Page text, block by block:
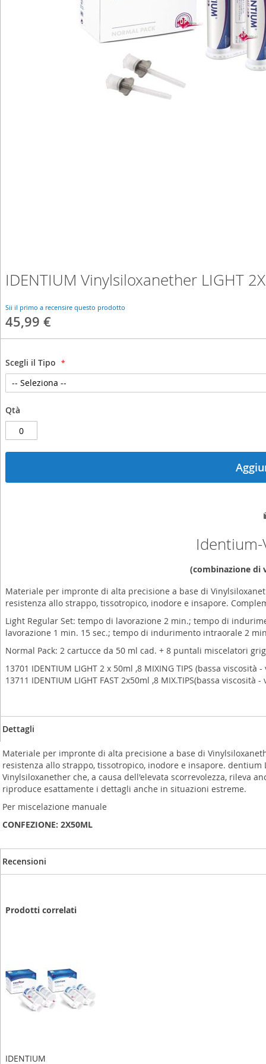
IDENTIUM Vinylsiloxanether LIGHT
Sii il primo a recensire questo prodotto
45,99 €
Scegli il Tipo
Qtà
(combinazione di
Materiale per impronte di alta precisione a base di
resistenza allo strappo, tissotropico, inodore e insapore.
Light Regular Set: tempo di lavorazione 2 min.; tempo di
lavorazione 1 min. 15 sec.; tempo di indurimento intraorale 2
Normal Pack: 2 cartucce da 50 ml cad. + 8 puntali miscelatori
13701 IDENTIUM LIGHT 2 x 50ml ,8 MIXING TIPS (bassa viscosità -
13711 IDENTIUM LIGHT FAST 2x50ml ,8 MIX.TIPS(bassa viscosità -
Skip
to
beginning
of
the
gallery
Dettagli
Materiale per impronte di alta precisione a base di
resistenza allo strappo, tissotropico, inodore e insapore.
Vinylsiloxanether che, a causa dell'elevata scorrevolezza, rileva
riproduce esattamente i dettagli anche in situazioni estreme.
Per miscelazione manuale
CONFEZIONE: 2X50ML
Recensioni
Prodotti correlati
IDENTIUM